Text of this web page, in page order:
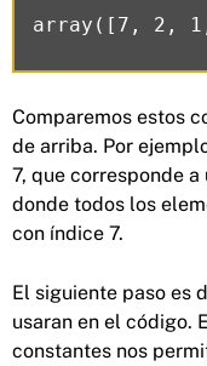
Comparemos estos
de arriba. Por
7, que corresponde
donde todos los
con índice 7.
El siguiente paso es
usaran en el código.
constantes nos